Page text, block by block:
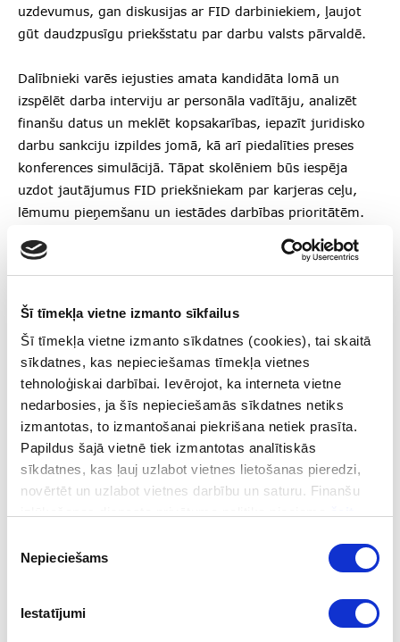
Šī tīmekļa vietne izmanto sīkfailus
Šī tīmekļa vietne izmanto sīkdatnes (cookies), tai skaitā
sīkdatnes, kas nepieciešamas tīmekļa vietnes
tehnoloģiskai darbībai. Ievērojot, ka interneta vietne
nedarbosies, ja šīs nepieciešamās sīkdatnes netiks
izmantotas, to izmantošanai piekrišana netiek prasīta.
Papildus šajā vietnē tiek izmantotas analītiskās
sīkdatnes, kas ļauj uzlabot vietnes lietošanas pieredzi,
novērtēt un uzlabot vietnes darbību un saturu. Finanšu
izvēle
Nepieciešams
Iestatījumi
uzdevumus, gan diskusijas ar FID darbiniekiem, ļaujot
gūt daudzpusīgu priekšstatu par darbu valsts pārvaldē.
Dalībnieki varēs iejusties amata kandidāta lomā un
izspēlēt darba interviju ar personāla vadītāju, analizēt
finanšu datus un meklēt kopsakarības, iepazīt juridisko
darbu sankciju izpildes jomā, kā arī piedalīties preses
konferences simulācijā. Tāpat skolēniem būs iespēja
uzdot jautājumus FID priekšniekam par karjeras ceļu,
lēmumu pieņemšanu un iestādes darbības prioritātēm.
Piedaloties Ēnu dienā, FID mērķis ir veicināt jauniešu
izpratni par finanšu drošības nozīmi, valsts pārvaldes
darbu un iespējām nākotnē veidot karjeru jomās, kas
stiprina Latvijas drošību.
Vairāk informācijas par pieteikšanos.
Latvijā Ēnu dienu rīko biznesa izglītības biedrība Junior
Achievement Latvia (JA Latvia).
Seko mums sociālajos tīklos